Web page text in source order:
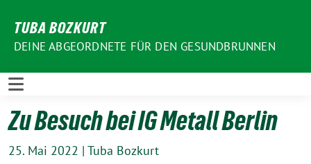
zum
Inhalt
TUBA BOZKURT
DEINE ABGEORDNETE FÜR DEN GESUNDBRUNNEN
Zu Besuch bei IG Metall Berlin
25. Mai 2022 | Tuba Bozkurt